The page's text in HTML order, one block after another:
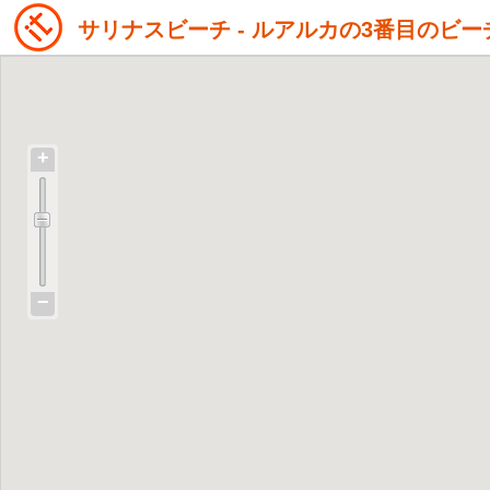
サリナスビーチ - ルアルカの3番目のビー
+
−